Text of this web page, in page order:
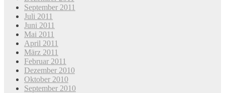
September 2011
Juli 2011
Juni 2011
Mai 2011
April 2011
März 2011
Februar 2011
Dezember 2010
Oktober 2010
September 2010